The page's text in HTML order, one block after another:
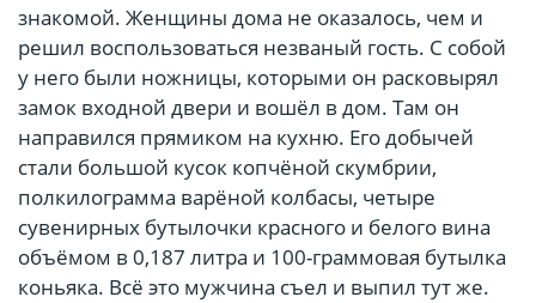
знакомой. Женщины дома не оказалось, чем и
решил воспользоваться незваный гость. С собой
у него были ножницы, которыми он расковырял
замок входной двери и вошёл в дом. Там он
направился прямиком на кухню. Его добычей
стали большой кусок копчёной скумбрии,
полкилограмма варёной колбасы, четыре
сувенирных бутылочки красного и белого вина
объёмом в 0,187 литра и 100-граммовая бутылка
коньяка. Всё это мужчина съел и выпил тут же.